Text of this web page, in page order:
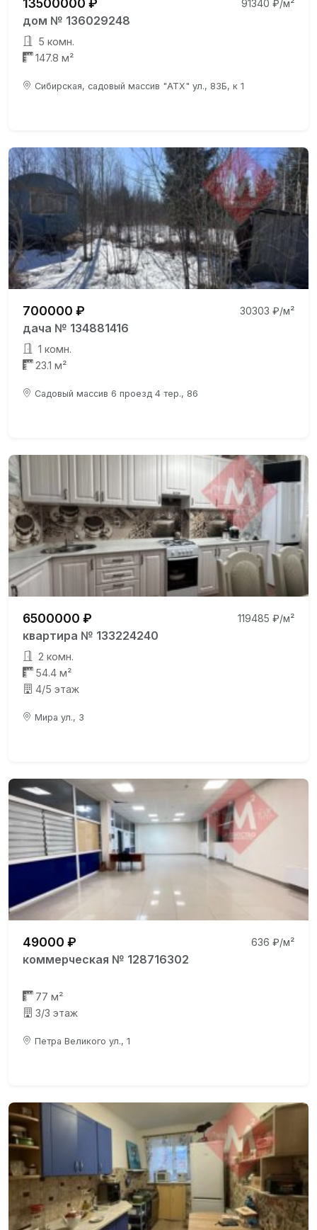
91340 ₽/м²
дом № 136029248
5 комн.
147.8 м²
Сибирская, садовый массив "АТХ" ул., 83Б, к 1
700000 ₽ 30303 ₽/м²
дача № 134881416
1 комн.
23.1 м²
Садовый массив 6 проезд 4 тер., 86
6500000 ₽ 119485 ₽/м²
квартира № 133224240
2 комн.
54.4 м²
4/5 этаж
Мира ул., 3
49000 ₽ 636 ₽/м²
коммерческая № 128716302
77 м²
3/3 этаж
Петра Великого ул., 1